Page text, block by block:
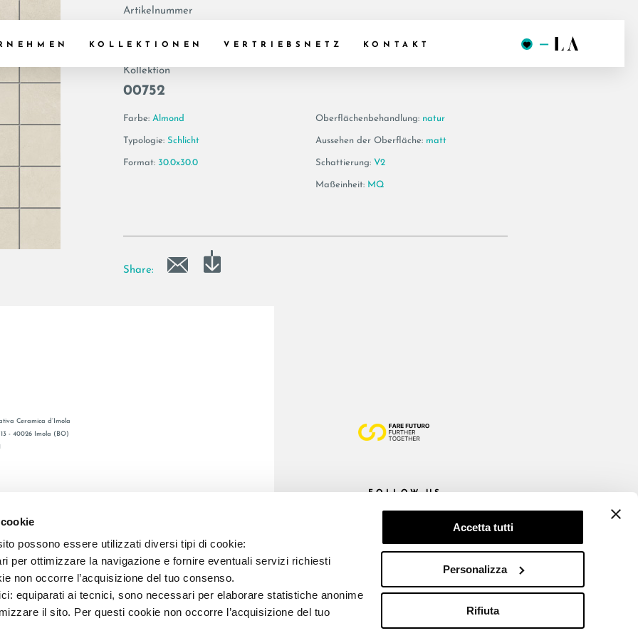
possono essere utilizzati diversi tipi di cookie:
per ottimizzare la navigazione e fornire eventuali servizi richiesti
non occorre l’acquisizione del tuo consenso.
equiparati ai tecnici, sono necessari per elaborare statistiche anonime
il sito. Per questi cookie non occorre l’acquisizione del tuo
Accetta tutti
Personalizza
Rifiuta
KOLLEKTIONEN VERTRIEBSNETZ KONTAKT
Artikelnummer
Kollektion
00752
Farbe: Almond
Typologie: Schlicht
Format: 30.0x30.0
Oberflächenbehandlung: natur
Aussehen der Oberfläche: matt
Schattierung: V2
Maßeinheit: MQ
Share:
Ceramica d’Imola
- 40026 Imola (BO)
FOLLOW US
E REG. IMPR. BO 00286900378 R.E.A. BO 5545